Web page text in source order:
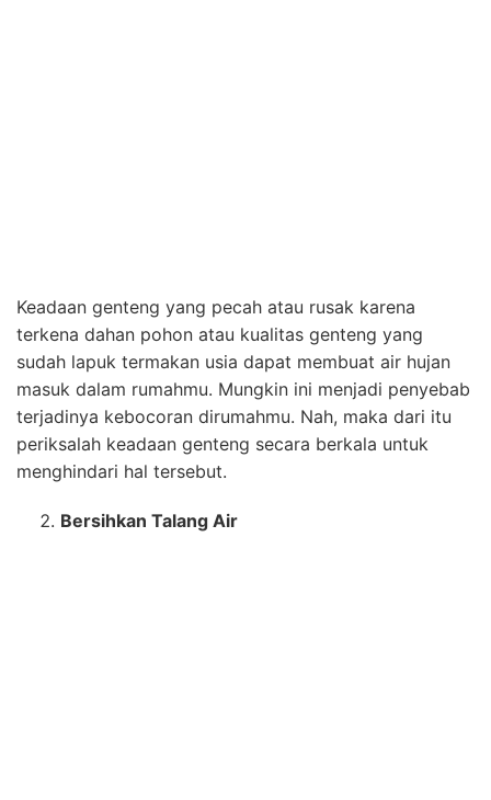
kalian menjadi bocor karena air hujan yang mengalir
menjadi tersumbat dengan adanya sampah daun-daun
atau ranting pohon. Nah bila hal tersebut terjadi, tentu
talang air tidak dapat mengalirkan dan menampung air
dengan baik karena salurannya terhambat.
Oleh karena itu, sebaiknya kalian bersihkan sampah-
sampah diatap rumah kalian secara berkala agar tidak
menyumbat saluran air.